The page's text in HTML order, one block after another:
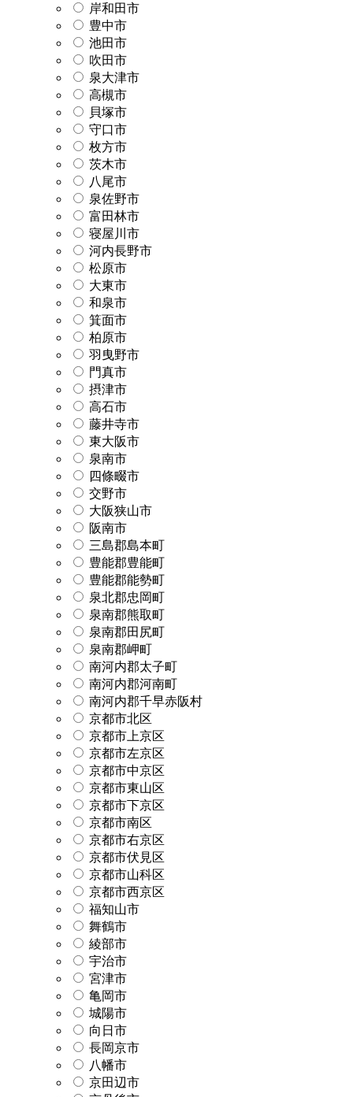
岸和田市
豊中市
池田市
吹田市
泉大津市
高槻市
貝塚市
守口市
枚方市
茨木市
八尾市
泉佐野市
富田林市
寝屋川市
河内長野市
松原市
大東市
和泉市
箕面市
柏原市
羽曳野市
門真市
摂津市
高石市
藤井寺市
東大阪市
泉南市
四條畷市
交野市
大阪狭山市
阪南市
三島郡島本町
豊能郡豊能町
豊能郡能勢町
泉北郡忠岡町
泉南郡熊取町
泉南郡田尻町
泉南郡岬町
南河内郡太子町
南河内郡河南町
南河内郡千早赤阪村
京都市北区
京都市上京区
京都市左京区
京都市中京区
京都市東山区
京都市下京区
京都市南区
京都市右京区
京都市伏見区
京都市山科区
京都市西京区
福知山市
舞鶴市
綾部市
宇治市
宮津市
亀岡市
城陽市
向日市
長岡京市
八幡市
京田辺市